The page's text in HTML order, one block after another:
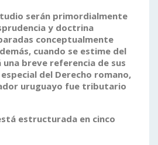
serán primordialmente
y doctrina
conceptualmente
cuando se estime del
breve referencia de sus
del Derecho romano,
uruguayo fue tributario
estructurada en cinco